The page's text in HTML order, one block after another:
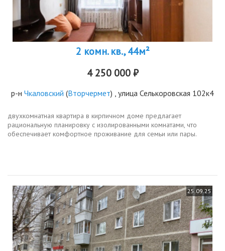
2 комн. кв., 44м²
4 250 000 ₽
р-н Чкаловский (Вторчермет) , улица Селькоровская 102к4
двухкомнатная квартира в кирпичном доме предлагает
рациональную планировку с изолированными комнатами, что
обеспечивает комфортное проживание для семьи или пары.
25.09.25